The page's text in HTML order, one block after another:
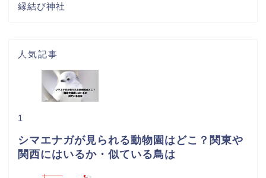
縁結び神社
人気記事
1
シマエナガが見られる動物園はどこ？関東や
関西にはいるか・似ている鳥は